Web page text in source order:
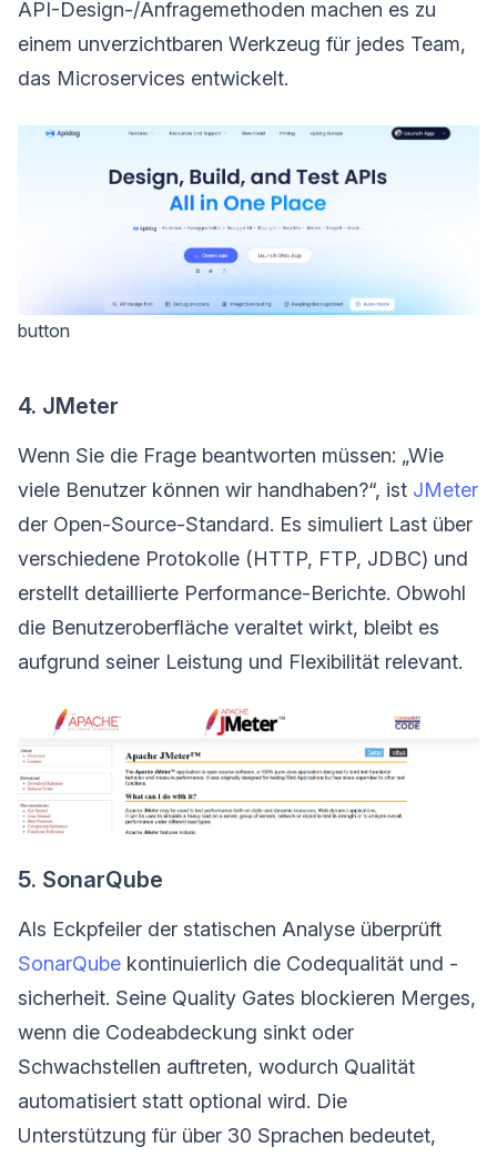
API-Design-/Anfragemethoden machen es zu
einem unverzichtbaren Werkzeug für jedes Team,
das Microservices entwickelt.
button
4. JMeter
Wenn Sie die Frage beantworten müssen: „Wie
viele Benutzer können wir handhaben?“, ist JMeter
der Open-Source-Standard. Es simuliert Last über
verschiedene Protokolle (HTTP, FTP, JDBC) und
erstellt detaillierte Performance-Berichte. Obwohl
die Benutzeroberfläche veraltet wirkt, bleibt es
aufgrund seiner Leistung und Flexibilität relevant.
5. SonarQube
Als Eckpfeiler der statischen Analyse überprüft
SonarQube kontinuierlich die Codequalität und -
sicherheit. Seine Quality Gates blockieren Merges,
wenn die Codeabdeckung sinkt oder
Schwachstellen auftreten, wodurch Qualität
automatisiert statt optional wird. Die
Unterstützung für über 30 Sprachen bedeutet,